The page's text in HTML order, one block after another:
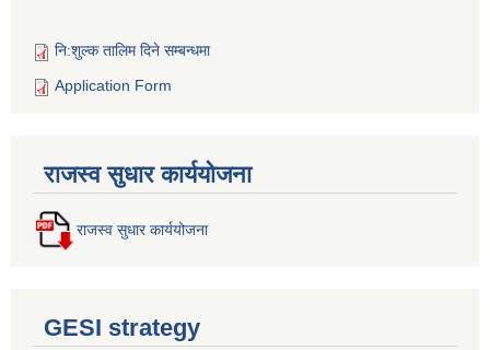
नि:शुल्क तालिम दिने सम्बन्धमा
Application Form
राजस्व सुधार कार्ययोजना
राजस्व सुधार कार्ययोजना
GESI strategy